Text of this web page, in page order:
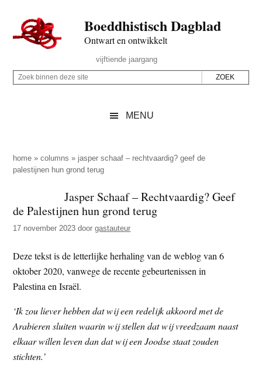
naar
de
inhoud
secondary
naar
de
sidebar
naar
de
Boeddhistisch Dagblad
Ontwart en ontwikkelt
Rechts
vijftiende jaargang
Z
p
d
z
e
i
t
e
Z
i
n
n
d
z
e
s
i
MENU
home »columns » jasper schaaf – rechtvaardig? geef de
palestijnen hun grond terug
Jasper Schaaf – Rechtvaardig? Geef
de Palestijnen hun grond terug
17 november 2023 doorgastauteur
Deze tekst is de letterlijke herhaling van de weblog van 6
oktober 2020, vanwege de recente gebeurtenissen in
Palestina en Israël.
‘Ik zou liever hebben dat wij een redelijk akkoord met de
Arabieren sluiten waarin wij stellen dat wij vreedzaam naast
elkaar willen leven dan dat wij een Joodse staat zouden
stichten.’